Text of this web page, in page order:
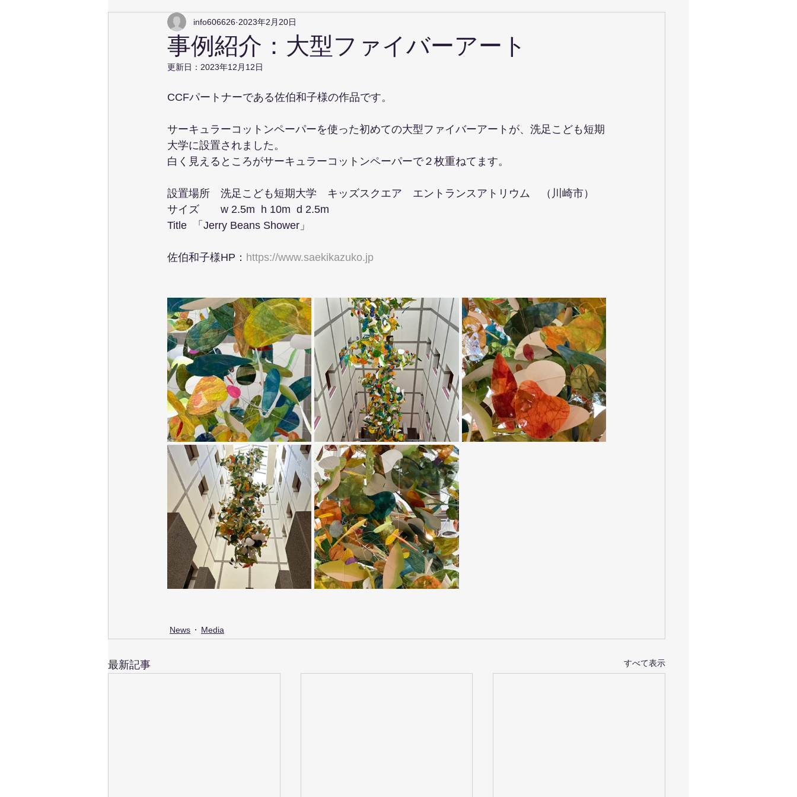
事例紹介：大型ファイバーアート
info606626 2023年2月20日
更新日： 2023年12月12日
CCFパートナーである佐伯和子様の作品です。
サーキュラーコットンペーパーを使った初めての大型ファイバーアートが、洗足こども短期
大学に設置されました。
白く見えるところがサーキュラーコットンペーパーで２枚重ねてます。
設置場所　洗足こども短期大学　キッズスクエア　エントランスアトリウム　（川崎市）
サイズ　　w 2.5m  h 10m  d 2.5m
Title  「Jerry Beans Shower」
佐伯和子様HP： https://www.saekikazuko.jp
News Media
最新記事 すべて表示